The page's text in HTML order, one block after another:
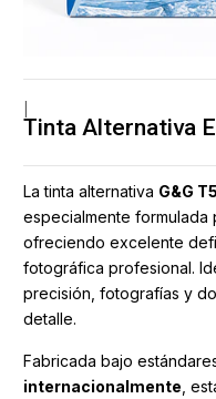
Tinta Alternativa
La tinta alternativa G&G
especialmente formulada
ofreciendo excelente
fotográfica profesional.
precisión, fotografías y
detalle.
Fabricada bajo
internacionalmente ,